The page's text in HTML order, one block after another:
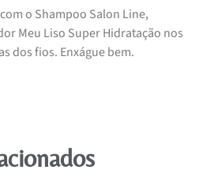
o Shampoo Salon Line,
Meu Liso Super Hidratação nos
dos fios. Enxágue bem.